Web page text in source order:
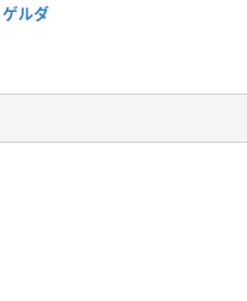
ゲルダ